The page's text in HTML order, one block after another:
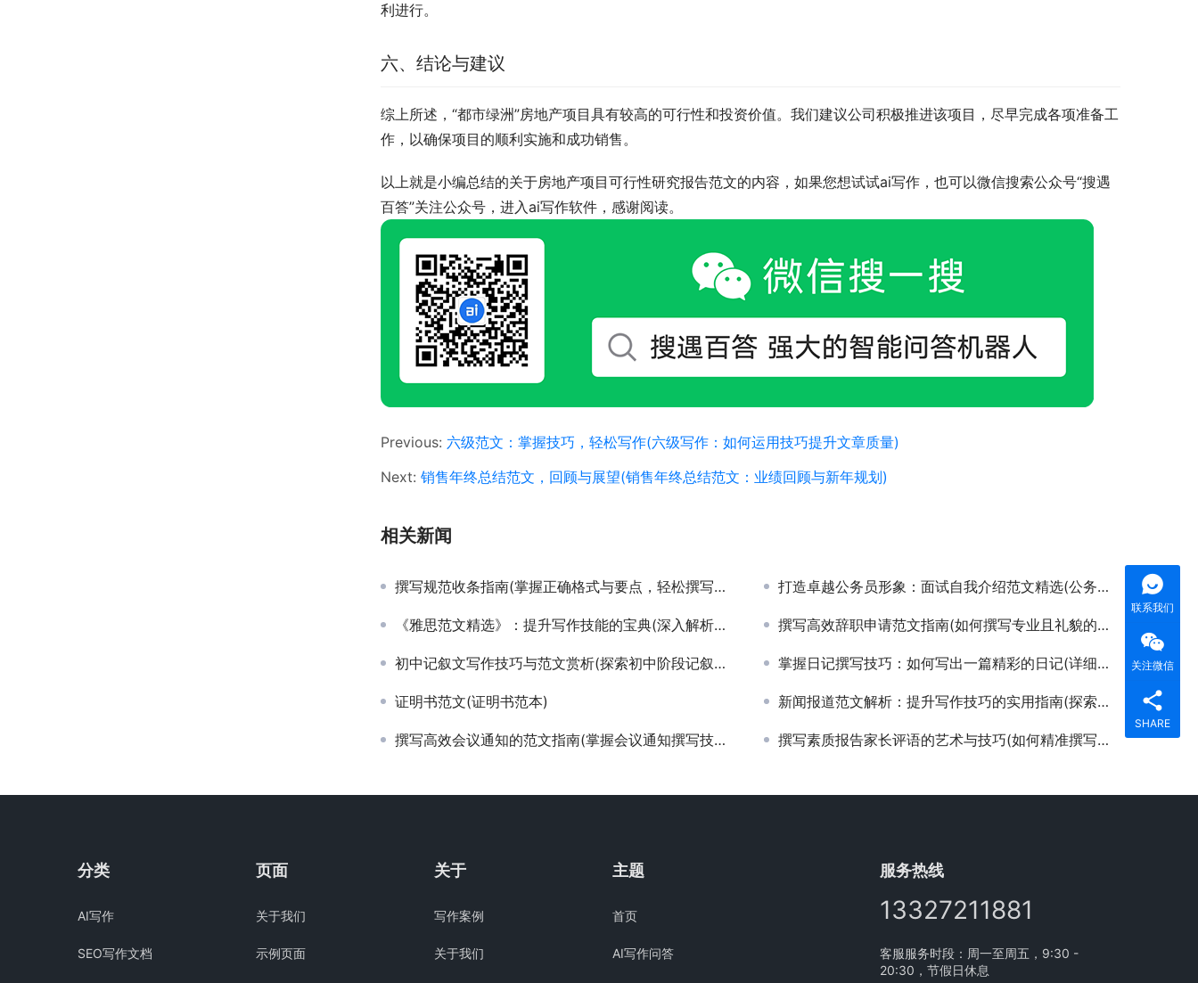
利进行。
六、结论与建议
综上所述，“都市绿洲”房地产项目具有较高的可行性和投资价值。我们建议公司积极推进该项目，尽早完成各项准备工
作，以确保项目的顺利实施和成功销售。
以上就是小编总结的关于房地产项目可行性研究报告范文的内容，如果您想试试ai写作，也可以微信搜索公众号“搜遇
百答”关注公众号，进入ai写作软件，感谢阅读。
Previous: 六级范文：掌握技巧，轻松写作(六级写作：如何运用技巧提升文章质量)
Next: 销售年终总结范文，回顾与展望(销售年终总结范文：业绩回顾与新年规划)
相关新闻
撰写规范收条指南(掌握正确格式与要点，轻松撰写有效收条) 打造卓越公务员形象：面试自我介绍范文精选(公务员面试中自我介绍的技巧与高分范文示例)
《雅思范文精选》：提升写作技能的宝典(深入解析《雅思范文》中高分写作技巧与策略) 撰写高效辞职申请范文指南(如何撰写专业且礼貌的辞职申请书模板)
初中记叙文写作技巧与范文赏析(探索初中阶段记叙文的经典写作案例与技巧提升) 掌握日记撰写技巧：如何写出一篇精彩的日记(详细步骤教你如何撰写有意义的个人日记)
证明书范文(证明书范本) 新闻报道范文解析：提升写作技巧的实用指南(探索新闻报道范文中的专业撰写策略与风格)
撰写高效会议通知的范文指南(掌握会议通知撰写技巧，提升团队协作效率) 撰写素质报告家长评语的艺术与技巧(如何精准撰写促进孩子成长的家长评语于素质报告中)
分类
AI写作
SEO写作文档
页面
关于我们
示例页面
关于
写作案例
关于我们
主题
首页
AI写作问答
服务热线
13327211881
客服服务时段：周一至周五，9:30 -
20:30，节假日休息
联系我们
关注微信
SHARE